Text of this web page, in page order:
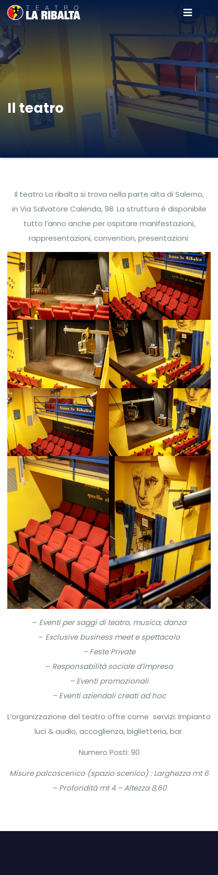
Il teatro
Il teatro La ribalta si trova nella parte alta di Salerno,
in Via Salvatore Calenda, 98. La struttura è disponibile
tutto l’anno anche per ospitare manifestazioni,
rappresentazioni, convention, presentazioni:
– Eventi per saggi di teatro, musica, danza
– Exclusive business meet e spettacolo
– Feste Private
– Responsabilità sociale d’impresa
– Eventi promozionali
– Eventi aziendali creati ad hoc
L’organizzazione del teatro offre come servizi: Impianto
luci & audio, accoglienza, biglietteria, bar.
Numero Posti: 90
Misure palcoscenico (spazio scenico) : Larghezza mt 6
– Profondità mt 4 – Altezza 8,60